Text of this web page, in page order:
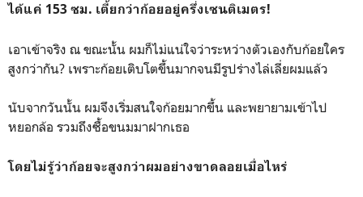
ได้แค่ 153 ซม. เตี้ยกว่าก้อยอยู่ครึ่งเซนติเมตร!
เอาเข้าจริง ณ ขณะนั้น ผมก็ไม่แน่ใจว่าระหว่างตัวเองกับก้อยใคร
สูงกว่ากัน? เพราะก้อยเติบโตขึ้นมากจนมีรูปร่างไล่เลี่ยผมแล้ว
นับจากวันนั้น ผมจึงเริ่มสนใจก้อยมากขึ้น และพยายามเข้าไป
หยอกล้อ รวมถึงซื้อขนมมาฝากเธอ
โดยไม่รู้ว่าก้อยจะสูงกว่าผมอย่างขาดลอยเมื่อไหร่